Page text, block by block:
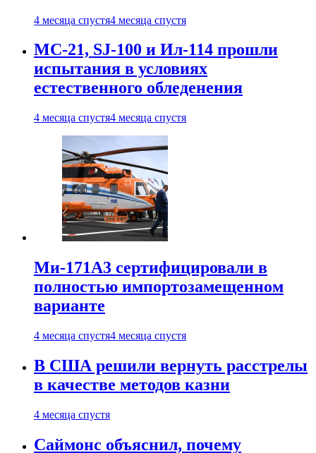
4 месяца спустя4 месяца спустя
МС-21, SJ-100 и Ил-114 прошли
испытания в условиях
естественного обледенения
4 месяца спустя4 месяца спустя
Ми-171А3 сертифицировали в
полностью импортозамещенном
варианте
4 месяца спустя4 месяца спустя
В США решили вернуть расстрелы
в качестве методов казни
4 месяца спустя
Саймонс объяснил, почему